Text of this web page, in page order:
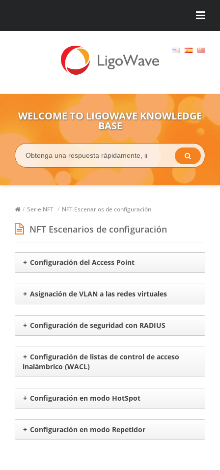
WELCOME TO LIGOWAVE KNOWLEDGE
BASE
/ Serie NFT / NFT Escenarios de configuración
NFT Escenarios de configuración
+ Configuración del Access Point
+ Asignación de VLAN a las redes virtuales
+ Configuración de seguridad con RADIUS
+ Configuración de listas de control de acceso
inalámbrico (WACL)
+ Configuración en modo HotSpot
+ Configuración en modo Repetidor